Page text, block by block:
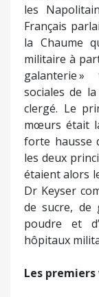
les
Français
la Chaume
militaire à
galanterie
sociales de
clergé. Le
mœurs était
forte hausse
les deux
étaient alors
Dr Keyser
de sucre, de
poudre et
hôpitaux
Les premiers